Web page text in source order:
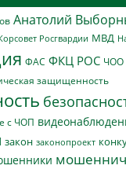
Анатолий
Росгвардии МВД
ФАС ФКЦ РОС ЧОО
защищенность
с ЧОП
закон законопроект